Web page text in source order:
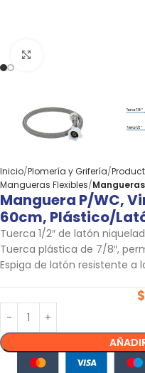
Inicio Plomería y Grifería
Mangueras Flexibles
Manguera P/WC,
60cm, Plástico/
Tuerca 1/2″ de latón
Tuerca plástica de 7/8″,
Espiga de latón resistente a
$